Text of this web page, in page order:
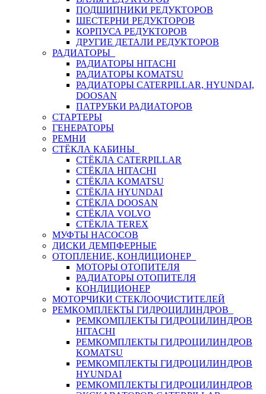
ПОДШИПНИКИ РЕДУКТОРОВ
ШЕСТЕРНИ РЕДУКТОРОВ
КОРПУСА РЕДУКТОРОВ
ДРУГИЕ ДЕТАЛИ РЕДУКТОРОВ
РАДИАТОРЫ
РАДИАТОРЫ HITACHI
РАДИАТОРЫ KOMATSU
РАДИАТОРЫ CATERPILLAR, HYUNDAI,
DOOSAN
ПАТРУБКИ РАДИАТОРОВ
СТАРТЕРЫ
ГЕНЕРАТОРЫ
РЕМНИ
СТЁКЛА КАБИНЫ
СТЁКЛА CATERPILLAR
СТЁКЛА HITACHI
СТЁКЛА KOMATSU
СТЁКЛА HYUNDAI
СТЁКЛА DOOSAN
СТЁКЛА VOLVO
СТЁКЛА TEREX
МУФТЫ НАСОСОВ
ДИСКИ ДЕМПФЕРНЫЕ
ОТОПЛЕНИЕ, КОНДИЦИОНЕР
МОТОРЫ ОТОПИТЕЛЯ
РАДИАТОРЫ ОТОПИТЕЛЯ
КОНДИЦИОНЕР
МОТОРЧИКИ СТЕКЛООЧИСТИТЕЛЕЙ
РЕМКОМПЛЕКТЫ ГИДРОЦИЛИНДРОВ
РЕМКОМПЛЕКТЫ ГИДРОЦИЛИНДРОВ
HITACHI
РЕМКОМПЛЕКТЫ ГИДРОЦИЛИНДРОВ
KOMATSU
РЕМКОМПЛЕКТЫ ГИДРОЦИЛИНДРОВ
HYUNDAI
РЕМКОМПЛЕКТЫ ГИДРОЦИЛИНДРОВ